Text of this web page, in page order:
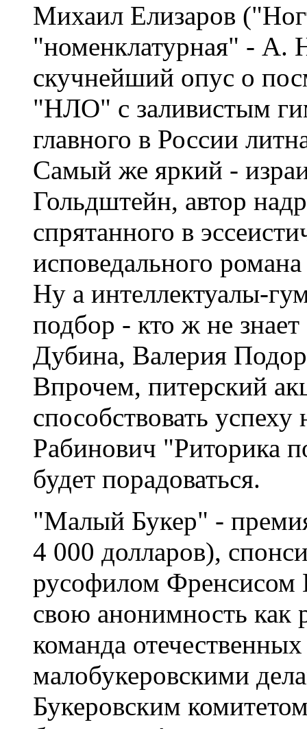
Михаил Елизаров
"номенклатурная" - А.
скучнейший опус о
"НЛО" с заливистым
главного в России
Самый же яркий -
Гольдштейн, автор
спрятанного в
исповедального
Ну а интеллектуалы-
подбор - кто ж не
Дубина, Валерия
Впрочем, питерский
способствовать
Рабинович "Риторика
будет порадоваться.
"Малый Букер" -
4 000 долларов),
русофилом Френсисом
свою анонимность как
команда
малобукеровскими
Букеровским